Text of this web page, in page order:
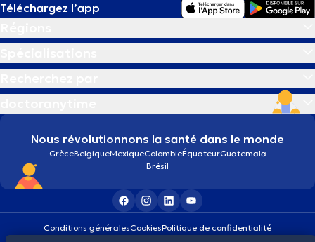
Téléchargez l’app
Nous révolutionnons la santé dans le monde
GrèceBelgiqueMexiqueColombieÉquateurGuatemala
Brésil
Conditions généralesCookiesPolitique de confidentialité